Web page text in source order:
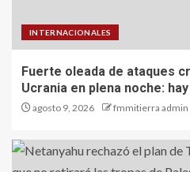
INTERNACIONALES
Fuerte oleada de ataques
Ucrania en plena noche:
agosto 9, 2026 fmmitierra admin